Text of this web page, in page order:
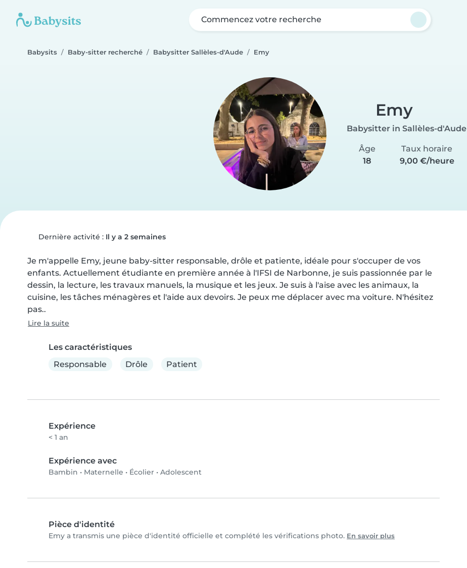
Commencez votre recherche
Babysits Baby-sitter recherché Babysitter Sallèles-d'Aude Emy
Emy
Babysitter in Sallèles-d'Aude
Âge
18
Taux horaire
9,00 €/heure
Dernière activité : Il y a 2 semaines
Je m'appelle Emy, jeune baby-sitter responsable, drôle et patiente, idéale pour s'occuper de vos
enfants. Actuellement étudiante en première année à l'IFSI de Narbonne, je suis passionnée par le
dessin, la lecture, les travaux manuels, la musique et les jeux. Je suis à l'aise avec les animaux, la
cuisine, les tâches ménagères et l'aide aux devoirs. Je peux me déplacer avec ma voiture. N'hésitez
pas..
Lire la suite
Les caractéristiques
Responsable
Drôle Patient
Expérience
< 1 an
Expérience avec
Bambin • Maternelle • Écolier • Adolescent
Pièce d'identité
Emy a transmis une pièce d'identité officielle et complété les vérifications photo. En savoir plus